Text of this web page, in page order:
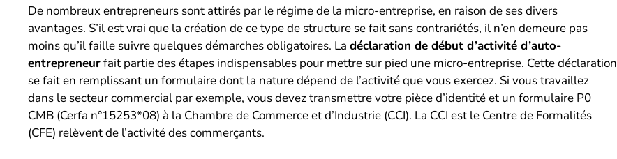
De nombreux entrepreneurs sont attirés par le régime de la micro-entreprise, en raison de ses divers
avantages. S’il est vrai que la création de ce type de structure se fait sans contrariétés, il n’en demeure pas
moins qu’il faille suivre quelques démarches obligatoires. La déclaration de début d’activité d’auto-
entrepreneurfait partie des étapes indispensables pour mettre sur pied une micro-entreprise. Cette déclaration
se fait en remplissant un formulaire dont la nature dépend de l’activité que vous exercez. Si vous travaillez
dans le secteur commercial par exemple, vous devez transmettre votre pièce d’identité et un formulaire P0
CMB (Cerfa n°15253*08) à la Chambre de Commerce et d’Industrie (CCI). La CCI est le Centre de Formalités
(CFE) relèvent de l’activité des commerçants.